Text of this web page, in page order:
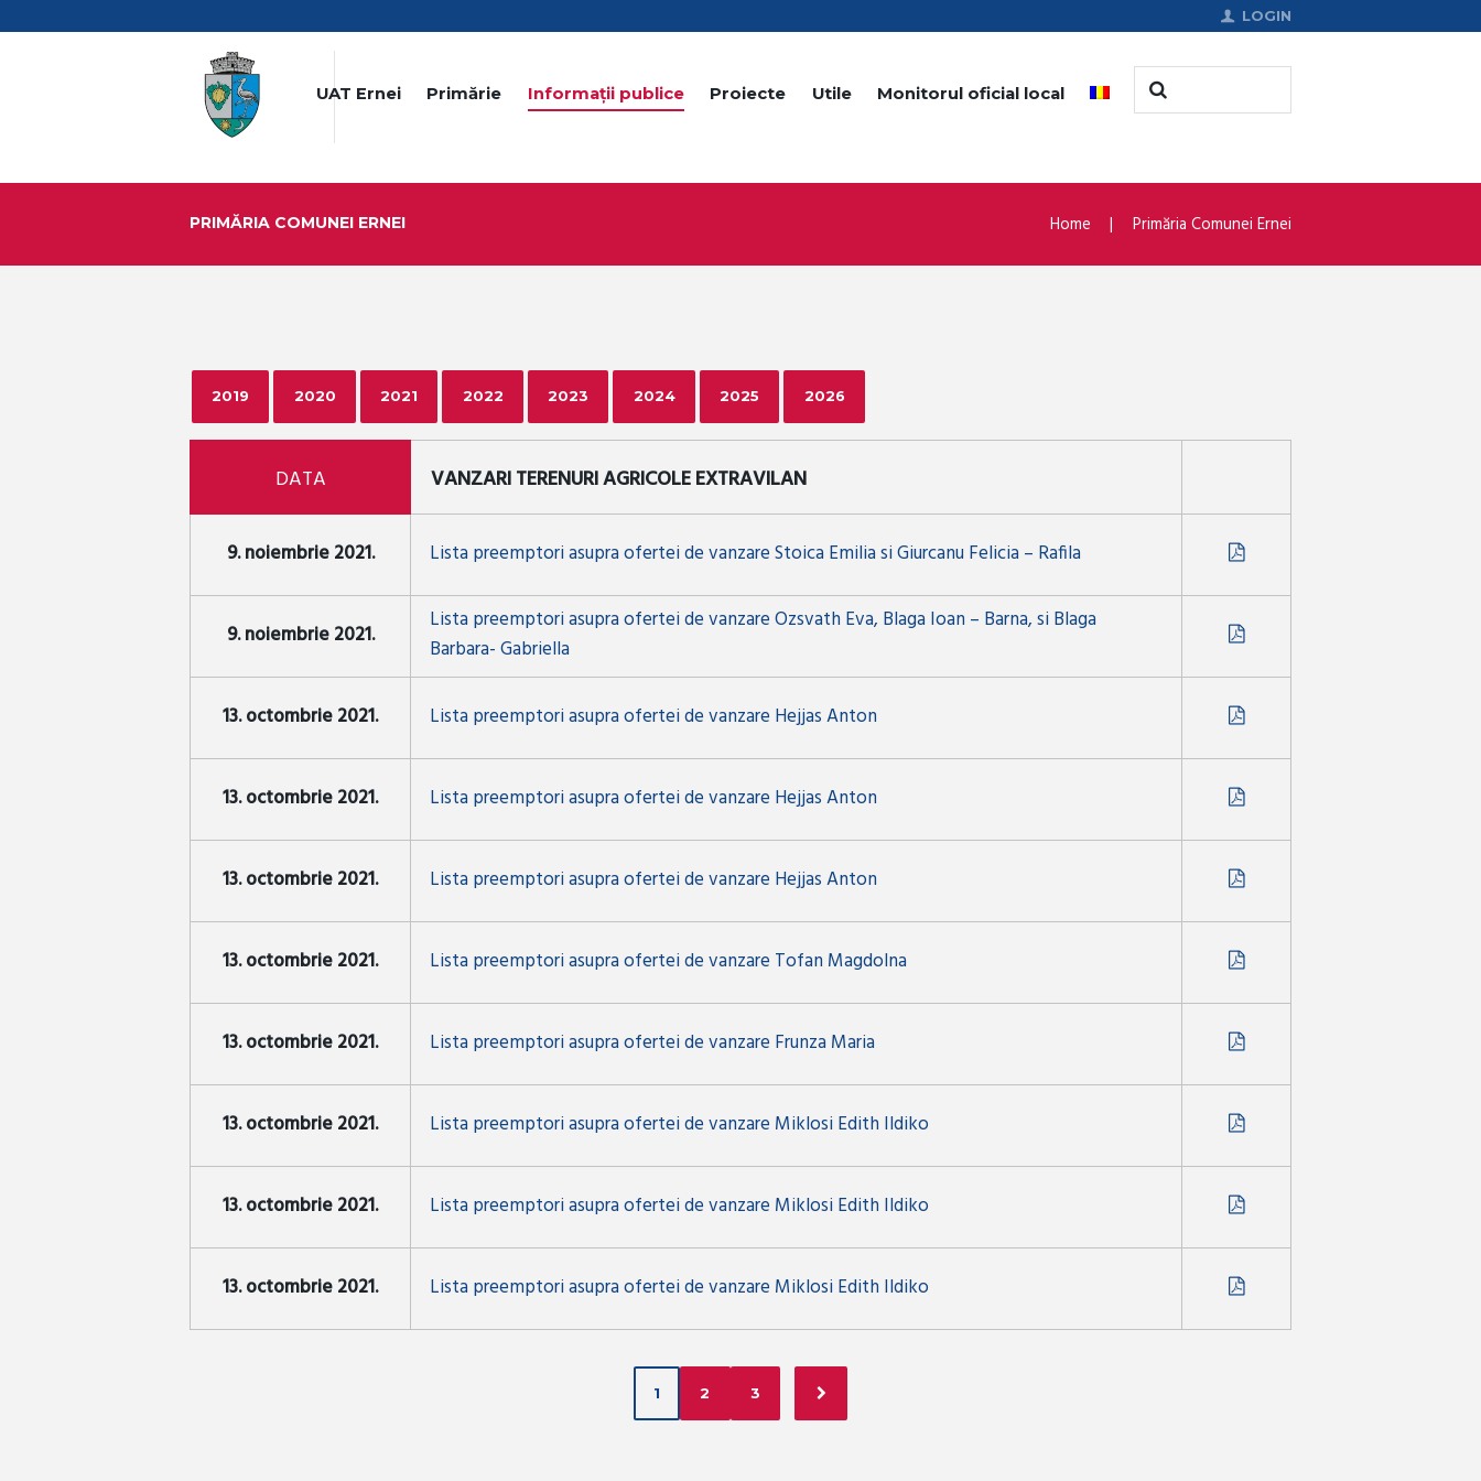
LOGIN
UAT Ernei Primărie Informații publice Proiecte Utile Monitorul oficial local
PRIMĂRIA COMUNEI ERNEI Home Primăria Comunei Ernei
2019 2020 2021 2022 2023 2024 2025 2026
DATA VANZARI TERENURI AGRICOLE EXTRAVILAN
9. noiembrie 2021. Lista preemptori asupra ofertei de vanzare Stoica Emilia si Giurcanu Felicia – Rafila
9. noiembrie 2021.
Lista preemptori asupra ofertei de vanzare Ozsvath Eva, Blaga Ioan – Barna, si Blaga
Barbara- Gabriella
13. octombrie 2021. Lista preemptori asupra ofertei de vanzare Hejjas Anton
13. octombrie 2021. Lista preemptori asupra ofertei de vanzare Hejjas Anton
13. octombrie 2021. Lista preemptori asupra ofertei de vanzare Hejjas Anton
13. octombrie 2021. Lista preemptori asupra ofertei de vanzare Tofan Magdolna
13. octombrie 2021. Lista preemptori asupra ofertei de vanzare Frunza Maria
13. octombrie 2021. Lista preemptori asupra ofertei de vanzare Miklosi Edith Ildiko
13. octombrie 2021. Lista preemptori asupra ofertei de vanzare Miklosi Edith Ildiko
13. octombrie 2021. Lista preemptori asupra ofertei de vanzare Miklosi Edith Ildiko
1 2 3